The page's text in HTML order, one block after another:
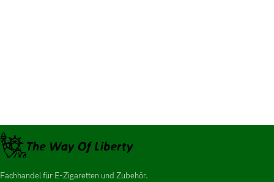
Fachhandel für E-Zigaretten und Zubehör.